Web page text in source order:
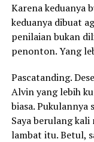
Karena keduanya
keduanya dibuat
penilaian bukan
penonton. Yang
Pascatanding.
Alvin yang lebih
biasa. Pukulannya
Saya berulang
lambat itu. Betul,